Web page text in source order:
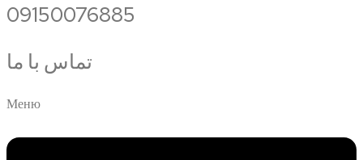
09150076885
تماس با ما
Меню